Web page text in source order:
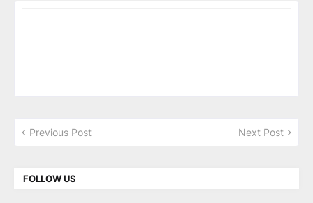
Previous Post Next Post
FOLLOW US